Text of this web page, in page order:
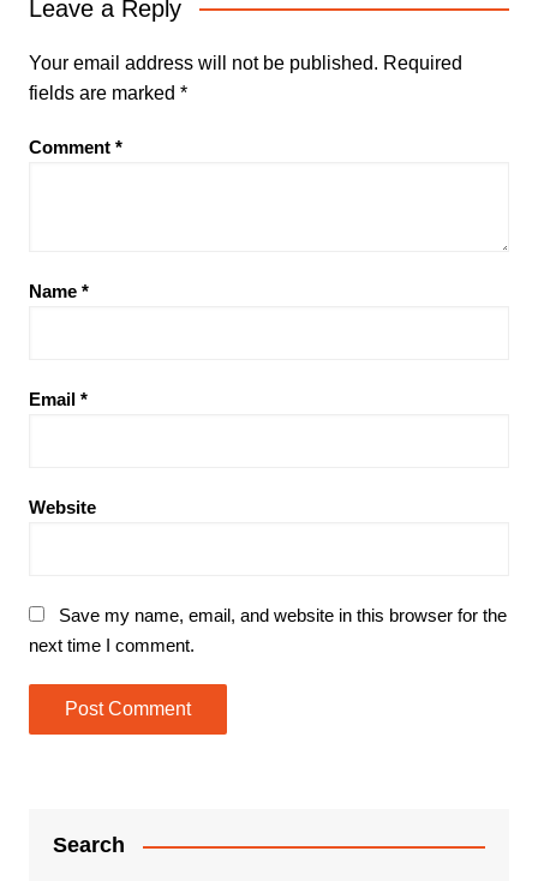
Leave a Reply
Your email address will not be published. Required
fields are marked *
Comment *
Name *
Email *
Website
Save my name, email, and website in this browser for the
next time I comment.
Search